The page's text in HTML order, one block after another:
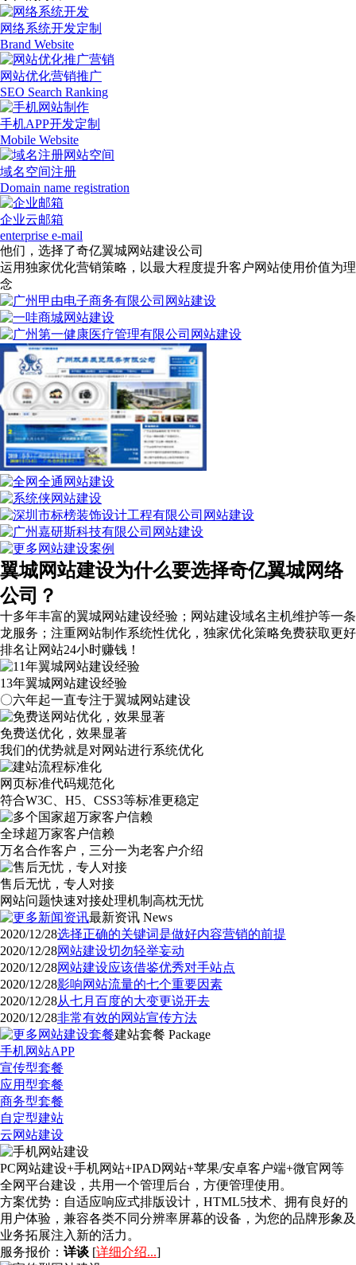
网络系统开发定制
Brand Website
网站优化营销推广
SEO Search Ranking
手机APP开发定制
Mobile Website
域名空间注册
Domain name registration
企业云邮箱
enterprise e-mail
他们，选择了奇亿翼城网站建设公司
运用独家优化营销策略，以最大程度提升客户网站使用价值为理
念
翼城网站建设为什么要选择奇亿翼城网络
公司？
十多年丰富的翼城网站建设经验；网站建设域名主机维护等一条
龙服务 ；注重网站制作系统性优化， 独家优化策略免费获取更好
排名让网站24小时赚钱！
13年翼城网站建设经验
〇六年起一直专注于翼城网站建设
免费送优化，效果显著
我们的优势就是对网站进行系统优化
网页标准代码规范化
符合W3C、H5、CSS3等标准更稳定
全球超万家客户信赖
万名合作客户，三分一为老客户介绍
售后无忧，专人对接
网站问题快速对接处理机制高枕无忧
最新资讯 News
2020/12/28选择正确的关键词是做好内容营销的前提
2020/12/28网站建设切勿轻举妄动
2020/12/28网站建设应该借鉴优秀对手站点
2020/12/28影响网站流量的七个重要因素
2020/12/28从七月百度的大变更说开去
2020/12/28非常有效的网站宣传方法
建站套餐 Package
手机网站APP
宣传型套餐
应用型套餐
商务型套餐
自定型建站
云网站建设
PC网站建设+手机网站+IPAD网站+苹果/安卓客户端+微官网等
全网平台建设，共用一个管理后台，方便管理使用。
方案优势： 自适应响应式排版设计，HTML5技术、拥有良好的
用户体验，兼容各类不同分辨率屏幕的设备，为您的品牌形象及
业务拓展注入新的活力。
服务报价： 详谈 [详细介绍...]